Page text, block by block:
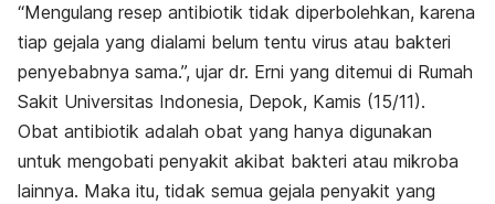
“Mengulang resep antibiotik tidak diperbolehkan, karena
tiap gejala yang dialami belum tentu virus atau bakteri
penyebabnya sama.”, ujar dr. Erni yang ditemui di Rumah
Sakit Universitas Indonesia, Depok, Kamis (15/11).
Obat antibiotik adalah obat yang hanya digunakan
untuk mengobati penyakit akibat bakteri atau mikroba
lainnya. Maka itu, tidak semua gejala penyakit yang